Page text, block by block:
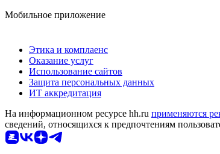
Мобильное приложение
Этика и комплаенс
Оказание услуг
Использование сайтов
Защита персональных данных
ИТ аккредитация
На информационном ресурсе hh.ru применяются
сведений, относящихся к предпочтениям